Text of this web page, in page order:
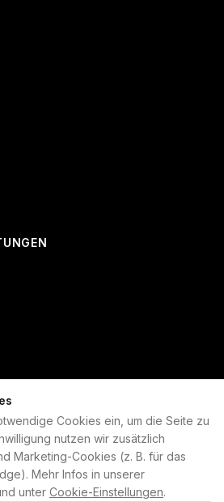
Cookies ein, um die Seite zu
nutzen wir zusätzlich
Marketing-Cookies (z. B. für das
Mehr Infos in unserer
unter Cookie-Einstellungen.